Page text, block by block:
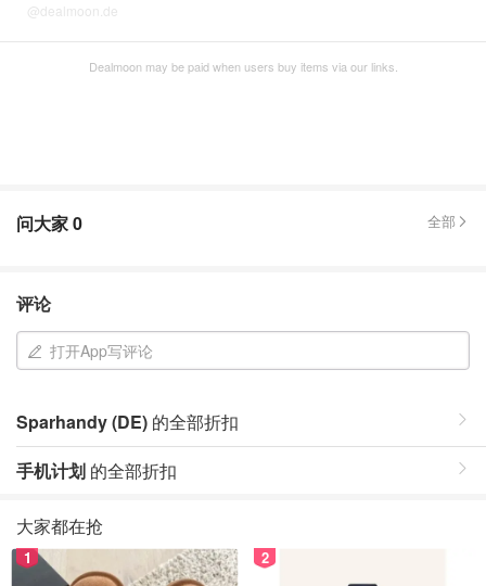
@dealmoon.de
Dealmoon may be paid when users buy items via our links.
问大家0 全部
评论
打开App写评论
Sparhandy (DE) 的全部折扣
手机计划 的全部折扣
大家都在抢
1 2